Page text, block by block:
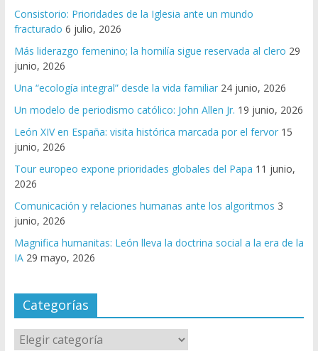
Consistorio: Prioridades de la Iglesia ante un mundo
fracturado 6 julio, 2026
Más liderazgo femenino; la homilía sigue reservada al clero 29
junio, 2026
Una “ecología integral” desde la vida familiar 24 junio, 2026
Un modelo de periodismo católico: John Allen Jr. 19 junio, 2026
León XIV en España: visita histórica marcada por el fervor 15
junio, 2026
Tour europeo expone prioridades globales del Papa 11 junio,
2026
Comunicación y relaciones humanas ante los algoritmos 3
junio, 2026
Magnifica humanitas: León lleva la doctrina social a la era de la
IA 29 mayo, 2026
Categorías